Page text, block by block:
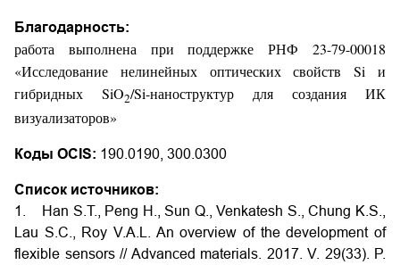
Благодарность:
работа выполнена при поддержке РНФ 23-79-00018
«Исследование нелинейных оптических свойств Si и
гибридных SiO2/Si-наноструктур для создания ИК
визуализаторов»
Коды OCIS: 190.0190, 300.0300
Список источников:
1. Han S.T., Peng H., Sun Q., Venkatesh S., Chung K.S.,
Lau S.C., Roy V.A.L. An overview of the development of
flexible sensors // Advanced materials. 2017. V. 29(33). P.